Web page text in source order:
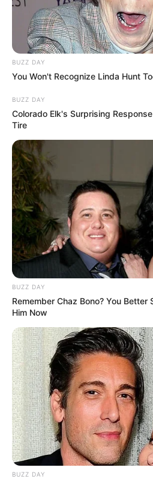
BUZZ DAY
You Won't Recognize Linda Hunt
BUZZ DAY
Colorado Elk's Surprising
Tire
BUZZ DAY
Remember Chaz Bono? You Better
Him Now
BUZZ DAY